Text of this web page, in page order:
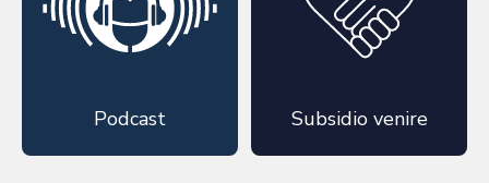
Podcast Subsidio venire